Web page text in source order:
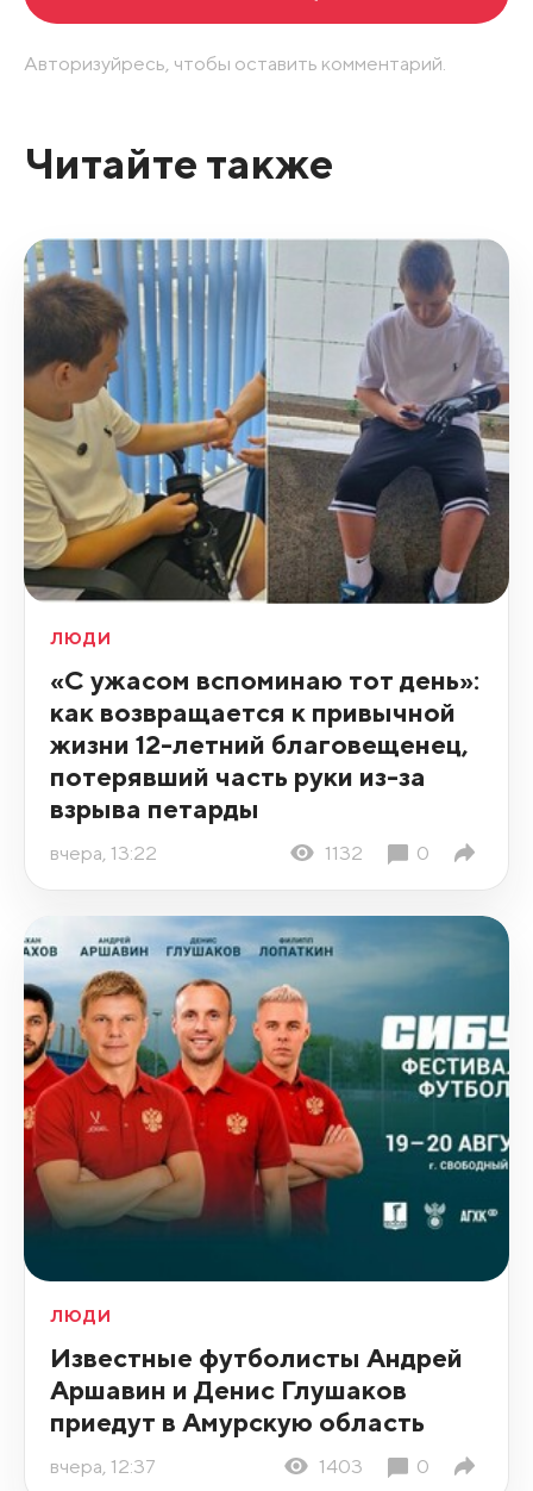
Авторизуйресь, чтобы оставить комментарий.
Читайте также
ЛЮДИ
«С ужасом вспоминаю тот день»:
как возвращается к привычной
жизни 12-летний благовещенец,
потерявший часть руки из-за
взрыва петарды
вчера, 13:22 1132 0
ЛЮДИ
Известные футболисты Андрей
Аршавин и Денис Глушаков
приедут в Амурскую область
вчера, 12:37 1403 0